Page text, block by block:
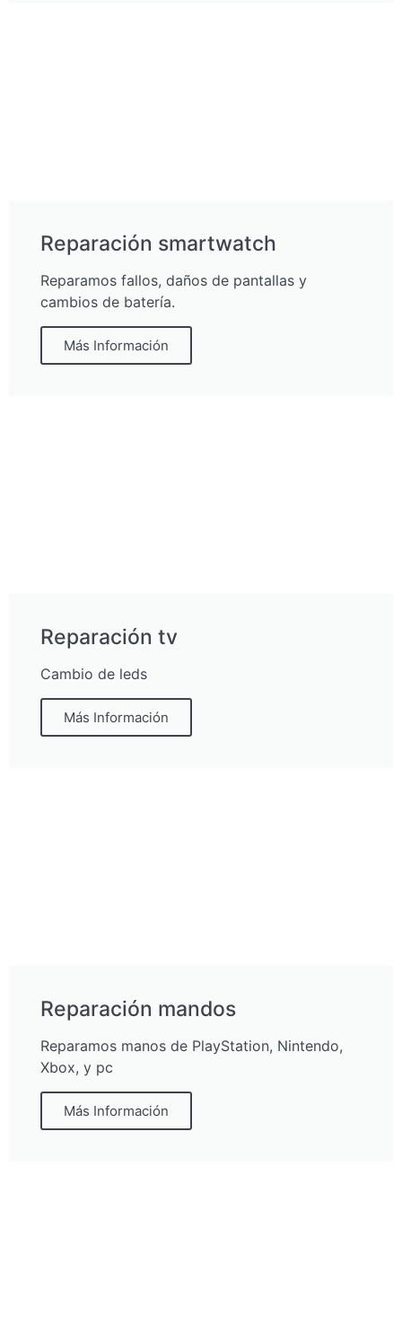
Reparación smartwatch
Reparamos fallos, daños de pantallas y
cambios de batería.
Más Información
Reparación tv
Cambio de leds
Más Información
Reparación mandos
Reparamos manos de PlayStation, Nintendo,
Xbox, y pc
Más Información